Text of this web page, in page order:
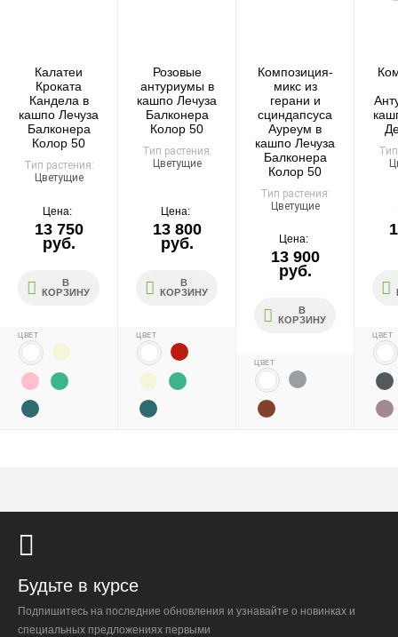
сохранность растений.
Доставка по России
Стоимость
По тарифам транспортных компаний + доставка по Москве
1000 ₽.
Стоимость доставки до вашего города зависит от тарифов ТК,
расстояния, веса и объёма груза.
Работаем с любой удобной для вас транспортной
компанией.
В регионы ТК не принимают к перевозке
живые комнатные растения, цветы, удобрения и
Калатеи
Кроката
Кандела в
кашпо Лечуза
Балконера
Колор 50
Тип растения:
Цветущие
Цена:
13 750
руб.
В
КОРЗИНУ
ЦВЕТ
Розовые
антуриумы в
кашпо Лечуза
Балконера
Колор 50
Тип растения:
Цветущие
Цена:
13 800
руб.
В
КОРЗИНУ
ЦВЕТ
Композиция-
микс из
герани и
сциндапсуса
Ауреум в
кашпо Лечуза
Балконера
Колор 50
Тип растения:
Цветущие
Цена:
13 900
руб.
В
КОРЗИНУ
ЦВЕТ
ЦВЕТ
Будьте в курсе
Подпишитесь на последние обновления и узнавайте о новинках и
специальных предложениях первыми